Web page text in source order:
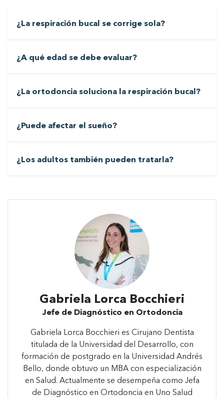
¿La respiración bucal se corrige sola?
¿A qué edad se debe evaluar?
¿La ortodoncia soluciona la respiración bucal?
¿Puede afectar el sueño?
¿Los adultos también pueden tratarla?
Gabriela Lorca Bocchieri
Jefe de Diagnóstico en Ortodoncia
Gabriela Lorca Bocchieri es Cirujano Dentista
titulada de la Universidad del Desarrollo, con
formación de postgrado en la Universidad Andrés
Bello, donde obtuvo un MBA con especialización
en Salud. Actualmente se desempeña como Jefa
de Diagnóstico en Ortodoncia en Uno Salud